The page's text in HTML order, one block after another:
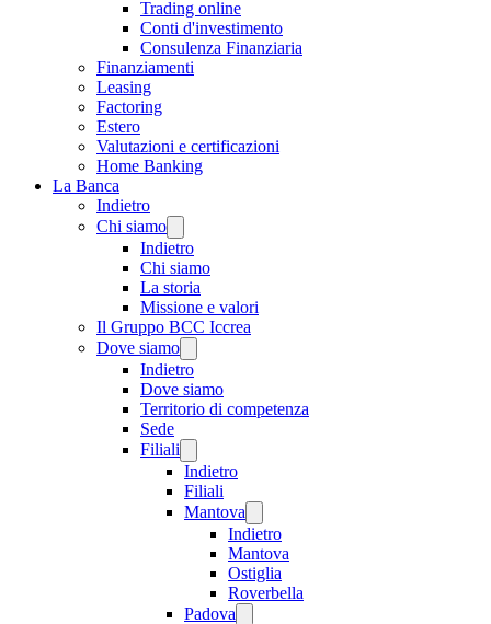
Trading online
Conti d'investimento
Consulenza Finanziaria
Finanziamenti
Leasing
Factoring
Estero
Valutazioni e certificazioni
Home Banking
La Banca
Indietro
Chi siamo
Indietro
Chi siamo
La storia
Missione e valori
Il Gruppo BCC Iccrea
Dove siamo
Indietro
Dove siamo
Territorio di competenza
Sede
Filiali
Indietro
Filiali
Mantova
Indietro
Mantova
Ostiglia
Roverbella
Padova